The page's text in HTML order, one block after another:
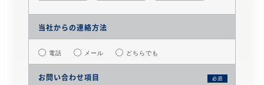
当社からの連絡方法
電話 メール どちらでも
お問い合わせ項目 必須